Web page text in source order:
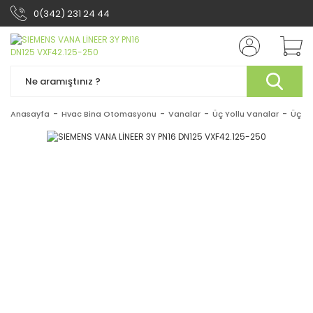
0(342) 231 24 44
Anasayfa Hvac Bina Otomasyonu Vanalar Üç Yollu Vanalar Üç